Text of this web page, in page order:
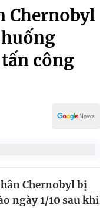
Chernobyl
công
Chernobyl bị
ngày 1/10 sau khi